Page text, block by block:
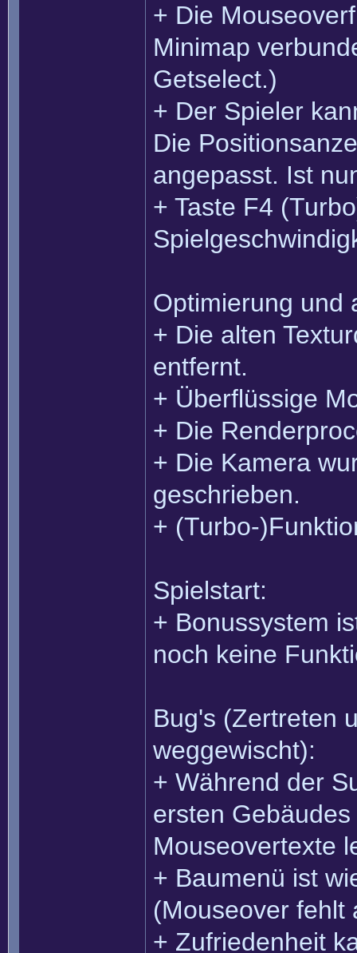
+ Die
Minimap
Getselect.)
+ Der Spieler
Die
angepasst. Ist
+ Taste F4
Optimierung und
+ Die alten
entfernt.
+ Überflüssige
+ Die
+ Die Kamera
geschrieben.
+ (Turbo-
Spielstart:
+ Bonussystem
noch keine
Bug's (Zertreten
weggewischt):
+ Während der
ersten
Mouseovertexte
+ Baumenü ist
(Mouseover fehlt
+ Zufriedenheit